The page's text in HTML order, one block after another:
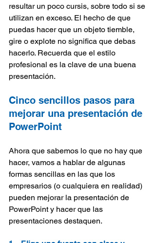
resultar un poco cursis, sobre todo si se
utilizan en exceso. El hecho de que
puedas hacer que un objeto tiemble,
gire o explote no significa que debas
hacerlo. Recuerda que el estilo
profesional es la clave de una buena
presentación.
Cinco sencillos pasos para
mejorar una presentación de
PowerPoint
Ahora que sabemos lo que no hay que
hacer, vamos a hablar de algunas
formas sencillas en las que los
empresarios (o cualquiera en realidad)
pueden mejorar la presentación de
PowerPoint y hacer que las
presentaciones destaquen.